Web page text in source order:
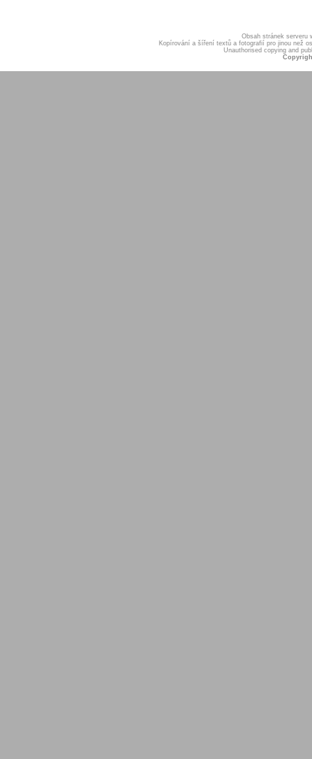
Obsah stránek serveru
Kopírování a šíření textů a fotografií pro jinou než
Unauthorised copying and